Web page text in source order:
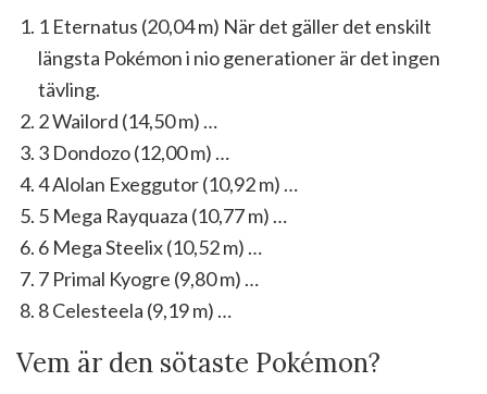
1 Eternatus (20,04 m) När det gäller det enskilt
längsta Pokémon i nio generationer är det ingen
tävling.
2 Wailord (14,50 m) …
3 Dondozo (12,00 m) …
4 Alolan Exeggutor (10,92 m) …
5 Mega Rayquaza (10,77 m) …
6 Mega Steelix (10,52 m) …
7 Primal Kyogre (9,80 m) …
8 Celesteela (9,19 m) …
Vem är den sötaste Pokémon?